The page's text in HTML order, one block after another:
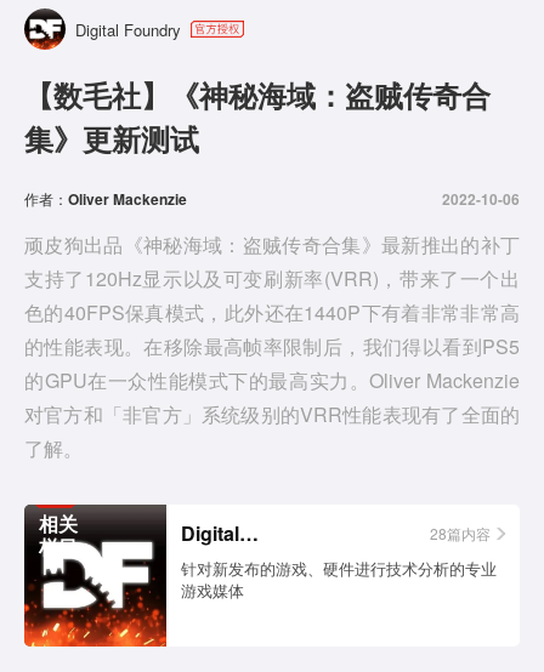
V
e
o
Digital Foundry
【数毛社】《神秘海域：盗贼传奇合
集》更新测试
作者： Oliver Mackenzie 2022-10-06
顽皮狗出品《神秘海域：盗贼传奇合集》最新推出的补丁
支持了120Hz显示以及可变刷新率(VRR)，带来了一个出
色的40FPS保真模式，此外还在1440P下有着非常非常高
的性能表现。在移除最高帧率限制后，我们得以看到PS5
的GPU在一众性能模式下的最高实力。Oliver Mackenzie
对官方和「非官方」系统级别的VRR性能表现有了全面的
了解。
相关
栏目
Digital Foundry 28篇内容
针对新发布的游戏、硬件进行技术分析的专业
游戏媒体